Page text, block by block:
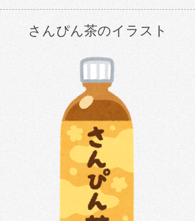
さんぴん茶のイラスト